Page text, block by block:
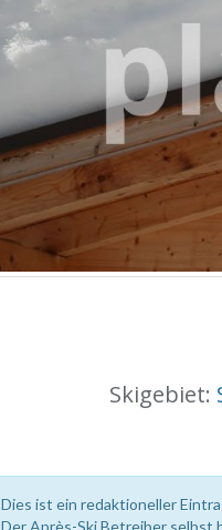
Skigebiet:
Dies ist ein redaktioneller